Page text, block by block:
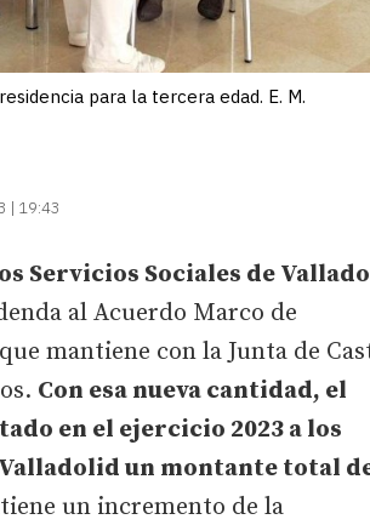
para la tercera edad. E. M.
| 19:43
Servicios Sociales de
al Acuerdo Marco de
mantiene con la Junta de
Con esa nueva cantidad, el
en el ejercicio 2023 a los
un montante total
un incremento de la